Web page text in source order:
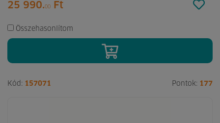
25 990.00 Ft
Összehasonlítom
Kód: 157071 Pontok: 177